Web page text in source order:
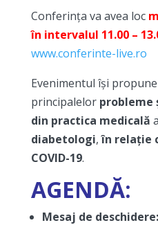
Conferința va avea loc
în intervalul 11.00 –
www.conferinte-live.ro
Evenimentul își
principalelor probleme
din practica medicală a
diabetologi,în relație
COVID-19.
AGENDĂ:
Mesaj de